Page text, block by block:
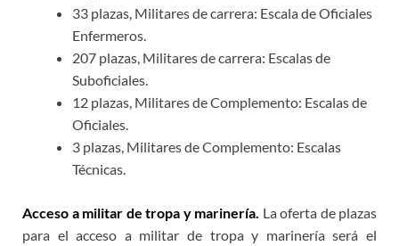
33 plazas, Militares de carrera: Escala de Oficiales
Enfermeros.
207 plazas, Militares de carrera: Escalas de
Suboficiales.
12 plazas, Militares de Complemento: Escalas de
Oficiales.
3 plazas, Militares de Complemento: Escalas
Técnicas.
Acceso a militar de tropa y marinería. La oferta de plazas
para el acceso a militar de tropa y marinería será el